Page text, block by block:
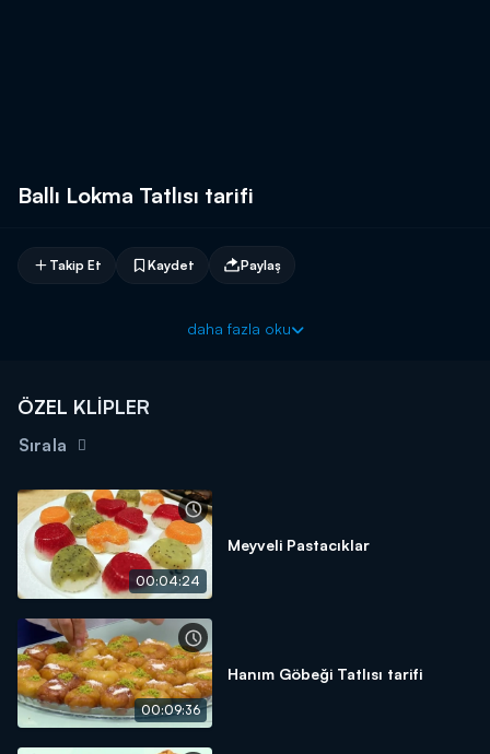
Ballı Lokma Tatlısı tarifi
Takip Et Kaydet Paylaş
daha fazla oku
ÖZEL KLİPLER
Sırala
00:04:24
Meyveli Pastacıklar
00:09:36
Hanım Göbeği Tatlısı tarifi